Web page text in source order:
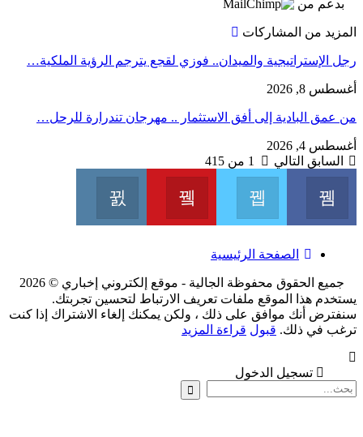
بدعم من
من المشاركات
الإستراتيجية والميدان.. فوزي لقجع يترجم الرؤية الملكية…
8, 2026
عمق البادية إلى أفق الاستثمار .. مهرجان تندرارة للرحل…
4, 2026
التالي 1 من 415
Facebook
Join us on Facebook
Join us on Twitter
Join us on Youtube
الصفحة الرئيسية
جميع الحقوق محفوظة الجالية - موقع إلكتروني إخباري © 2026
هذا الموقع ملفات تعريف الارتباط لتحسين تجربتك.
أنك موافق على ذلك ، ولكن يمكنك إلغاء الاشتراك إذا كنت
في ذلك.قبول قراءة المزيد
تسجيل الدخول